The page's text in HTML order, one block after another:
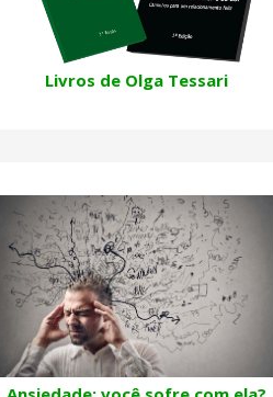
Livros de Olga Tessari